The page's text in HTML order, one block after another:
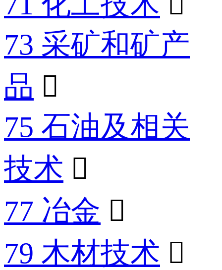
73 采矿和矿产
品 
75 石油及相关
技术 
77 冶金 
79 木材技术 